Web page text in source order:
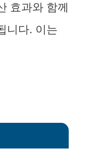
효과와 함께
니다. 이는